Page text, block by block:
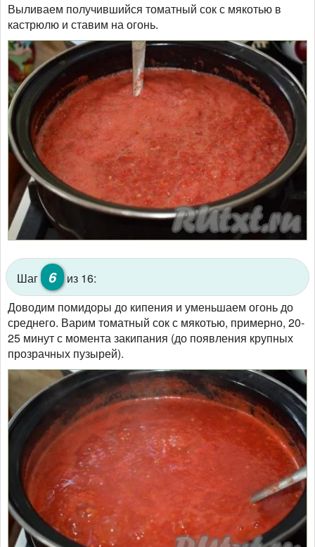
Выливаем получившийся томатный сок с мякотью в
кастрюлю и ставим на огонь.
Шаг 6
из 16:
Доводим помидоры до кипения и уменьшаем огонь до
среднего. Варим томатный сок с мякотью, примерно, 20-
25 минут с момента закипания (до появления крупных
прозрачных пузырей).